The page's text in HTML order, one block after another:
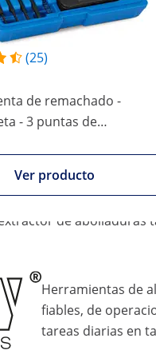
(25)
de remachado -
- 3 puntas de
- Acero al carbono
Ver producto
abolladura de
La facilidad de
de la
se pueden
de la carrocería, de
tratar incluso
la herramienta
la rosca del martillo
cinco prácticos
se ha empleado
de abolladuras
Herramientas de
fiables, de
tareas diarias en